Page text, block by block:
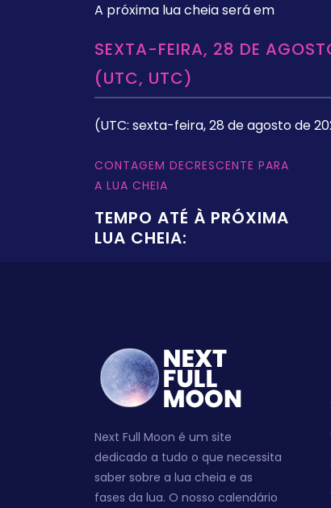
A próxima lua cheia será em
SEXTA-FEIRA, 28 DE
(UTC, UTC)
(UTC: sexta-feira, 28 de agosto de
CONTAGEM DECRESCENTE PARA
A LUA CHEIA
TEMPO ATÉ À PRÓXIMA
LUA CHEIA:
Next Full Moon é um site
dedicado a tudo o que necessita
saber sobre a lua cheia e as
fases da lua. O nosso calendário